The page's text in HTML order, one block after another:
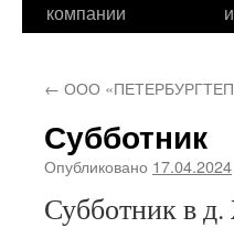
компании
← ООО
Субботник
Опубликовано 17.04.2024
Субботник в